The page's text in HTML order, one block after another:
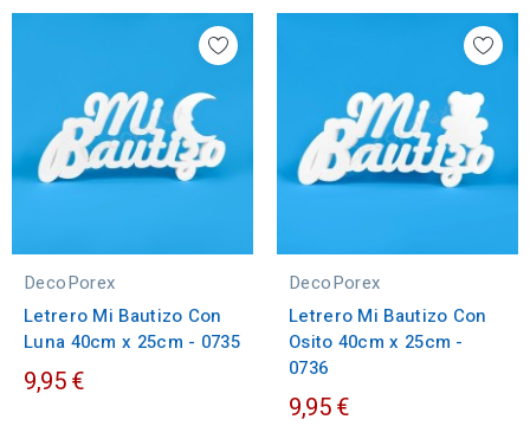
DecoPorex
Letrero Mi Bautizo Con
Luna 40cm x 25cm - 0735
9,95 €
DecoPorex
Letrero Mi Bautizo Con
Osito 40cm x 25cm -
0736
9,95 €